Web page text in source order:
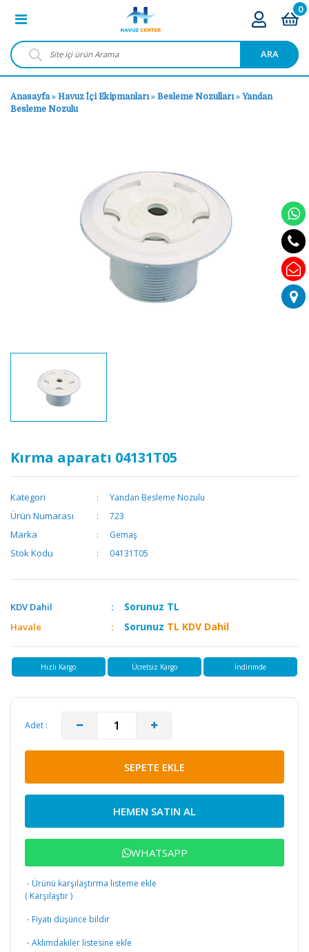
ARA
0
Anasayfa» Havuz İçi Ekipmanları» Besleme Nozulları» Yandan
Besleme Nozulu
Kırma aparatı 04131T05
Kategori Yandan Besleme Nozulu
Ürün Numarası 723
Marka Gemaş
Stok Kodu 04131T05
KDV Dahil Sorunuz TL
Havale Sorunuz TL KDV Dahil
Hızlı Kargo Ücretsiz Kargo İndirimde
Adet :
SEPETE EKLE
HEMEN SATIN AL
WHATSAPP
· Ürünü karşılaştırma listeme ekle
( Karşılaştır)
· Fiyatı düşünce bildir
· Aklımdakiler listesine ekle